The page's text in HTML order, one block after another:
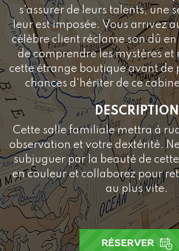
s'assurer de leurs talents, une
leur est imposée. Vous arrivez
célèbre client réclame son dû
de comprendre les mystères et
cette étrange boutique avant de
chances d'hériter de ce
DESCRIPTION
Cette salle familiale mettra à
observation et votre dextérité.
subjuguer par la beauté de
en couleur et collaborez pour
au plus vite.
RÉSERVER